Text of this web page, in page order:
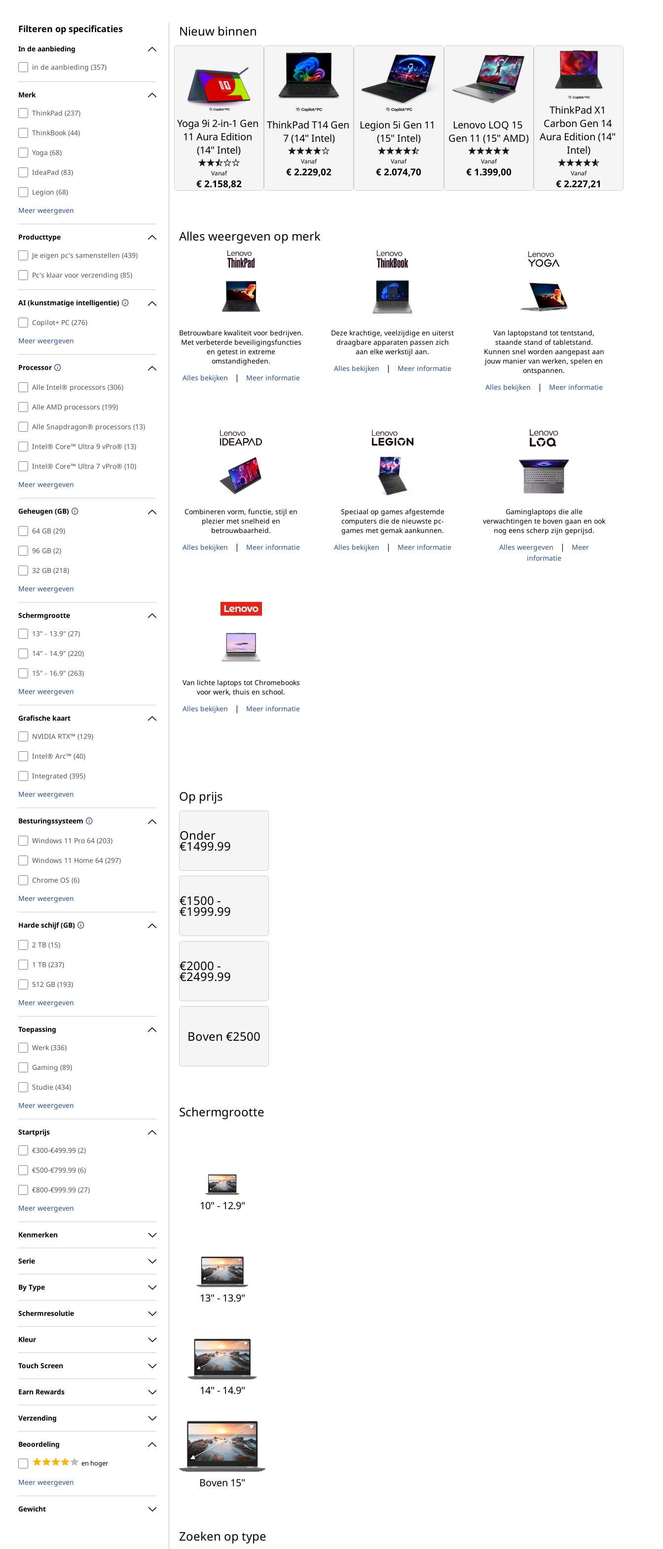
Filteren op specificaties
In de aanbieding
in de aanbieding (357)
Merk
ThinkPad (237)
ThinkBook (44)
Yoga (68)
IdeaPad (83)
Legion (68)
Meer weergeven
Producttype
Je eigen pc's samenstellen (439)
Pc's klaar voor verzending (85)
AI (kunstmatige intelligentie)
Copilot+ PC (276)
Meer weergeven
Processor
Alle Intel® processors (306)
Alle AMD processors (199)
Alle Snapdragon® processors (13)
Intel® Core™ Ultra 9 vPro® (13)
Intel® Core™ Ultra 7 vPro® (10)
Meer weergeven
Geheugen (GB)
64 GB (29)
96 GB (2)
32 GB (218)
Meer weergeven
Schermgrootte
13" - 13.9" (27)
14" - 14.9" (220)
15" - 16.9" (263)
Meer weergeven
Grafische kaart
NVIDIA RTX™ (129)
Intel® Arc™ (40)
Integrated (395)
Meer weergeven
Besturingssysteem
Windows 11 Pro 64 (203)
Windows 11 Home 64 (297)
Chrome OS (6)
Meer weergeven
Harde schijf (GB)
2 TB (15)
1 TB (237)
512 GB (193)
Meer weergeven
Toepassing
Werk (336)
Gaming (89)
Studie (434)
Meer weergeven
Startprijs
€300-€499.99 (2)
€500-€799.99 (6)
€800-€999.99 (27)
Meer weergeven
Kenmerken
Serie
By Type
Schermresolutie
Kleur
Touch Screen
Earn Rewards
Verzending
Beoordeling
en hoger
Meer weergeven
Gewicht
Nieuw binnen
Yoga 9i 2-in-1 Gen
11 Aura Edition
(14" Intel)
Vanaf
€ 2.158,82
11 Aura Edition
(14" Intel)
onbeperkte creativiteit
Vanaf
€ 2.158,82
ThinkPad T14 Gen
7 (14" Intel)
Vanaf
€ 2.229,02
ThinkPad T14 Gen
7 (14" Intel)
Verhoog je productiviteit
€ 2.229,02
Legion 5i Gen 11
(15" Intel)
Vanaf
€ 2.074,70
Legion 5i Gen 11
(15" Intel)
Ontdek je vele kanten
€ 2.074,70
Lenovo LOQ 15
Gen 11 (15" AMD)
Vanaf
€ 1.399,00
Lenovo LOQ 15
Gen 11 (15" AMD)
Maak je klaar om te
Vanaf
€ 1.399,00
ThinkPad X1
Carbon Gen 14
Aura Edition (14"
Intel)
Vanaf
€ 2.227,21
ThinkPad X1
Carbon Gen 14
Aura Edition (14"
Intel)
Licht van gewicht, zwaar
van intelligentie
Vanaf
€ 2.227,21
Alles weergeven op merk
Betrouwbare kwaliteit voor bedrijven.
Met verbeterde beveiligingsfuncties
en getest in extreme
omstandigheden.
Alles bekijken
| Meer informatie
Deze krachtige, veelzijdige en uiterst
draagbare apparaten passen zich
aan elke werkstijl aan.
Alles bekijken
| Meer informatie
Van laptopstand tot tentstand,
staande stand of tabletstand.
Kunnen snel worden aangepast aan
jouw manier van werken, spelen en
ontspannen.
Alles bekijken
| Meer informatie
Combineren vorm, functie, stijl en
plezier met snelheid en
betrouwbaarheid.
Alles bekijken
| Meer informatie
Speciaal op games afgestemde
computers die de nieuwste pc-
games met gemak aankunnen.
Alles bekijken
| Meer informatie
Gaminglaptops die alle
verwachtingen te boven gaan en ook
nog eens scherp zijn geprijsd.
Alles weergeven
|
Meer
informatie
Van lichte laptops tot Chromebooks
voor werk, thuis en school.
Alles bekijken
| Meer informatie
Op prijs
Onder
€1499.99
€1500 -
€1999.99
€2000 -
€2499.99
Boven €2500
Schermgrootte
10" - 12.9"
13" - 13.9"
14" - 14.9"
Boven 15"
Zoeken op type